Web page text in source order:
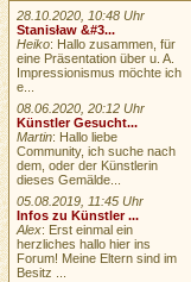
28.10.2020, 10:48 Uhr
Stanisław &#3...
Heiko: Hallo zusammen, für
eine Präsentation über u. A.
Impressionismus möchte ich
e...
08.06.2020, 20:12 Uhr
Künstler Gesucht...
Martin: Hallo liebe
Community, ich suche nach
dem, oder der Künstlerin
dieses Gemälde...
05.08.2019, 11:45 Uhr
Infos zu Künstler ...
Alex: Erst einmal ein
herzliches hallo hier ins
Forum! Meine Eltern sind im
Besitz ...